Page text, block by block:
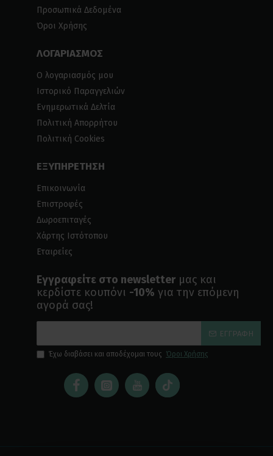
Προσωπικά Δεδομένα
Όροι Χρήσης
ΛΟΓΑΡΙΑΣΜΟΣ
Ο λογαριασμός μου
Ιστορικό Παραγγελιών
Ενημερωτικά Δελτία
Πολιτική Απορρήτου
Πολιτική Cookies
ΕΞΥΠΗΡΕΤΗΣΗ
Επικοινωνία
Επιστροφές
Δωροεπιταγές
Χάρτης Ιστότοπου
Εταιρείες
Εγγραφείτε στο newsletter μας και
κερδίστε κουπόνι -10% για την επόμενη
αγορά σας!
ΕΓΓΡΑΦΉ
Έχω διαβάσει και αποδέχομαι τους Όροι Χρήσης